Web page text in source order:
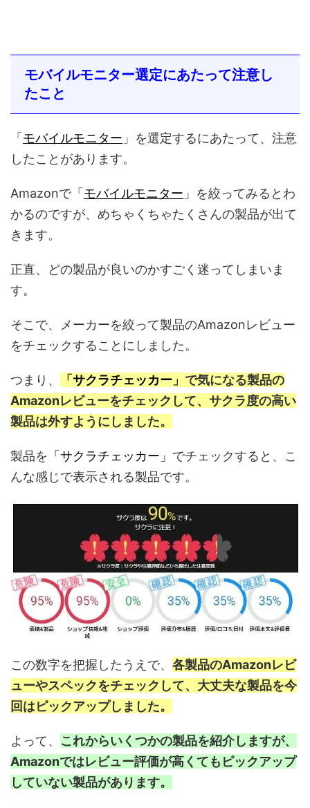
モバイルモニター選定にあたって注意し
たこと
「 モバイルモニター 」を選定するにあたって、注意
したことがあります。
Amazonで「 モバイルモニター 」を絞ってみるとわ
かるのですが、めちゃくちゃたくさんの製品が出て
きます。
正直、どの製品が良いのかすごく迷ってしまいま
す。
そこで、メーカーを絞って製品のAmazonレビュー
をチェックすることにしました。
つまり、 「 サクラチェッカー 」で気になる製品の
Amazonレビューをチェックして、サクラ度の高い
製品は外すようにしました。
製品を 「サクラチェッカー」 でチェックすると、こ
んな感じで表示される製品です。
この数字を把握したうえで、 各製品のAmazonレビ
ューやスペックをチェックして、大丈夫な製品を今
回はピックアップしました。
よって、 これからいくつかの製品を紹介しますが、
Amazonではレビュー評価が高くてもピックアップ
していない製品があります。